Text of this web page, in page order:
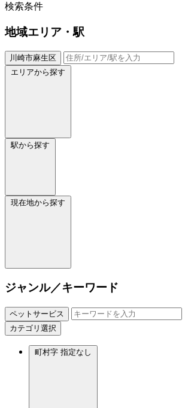
検索条件
地域エリア・駅
川崎市麻生区
エリアから探す
駅から探す
現在地から探す
ジャンル／キーワード
ペットサービス
カテゴリ選択
町村字 指定なし